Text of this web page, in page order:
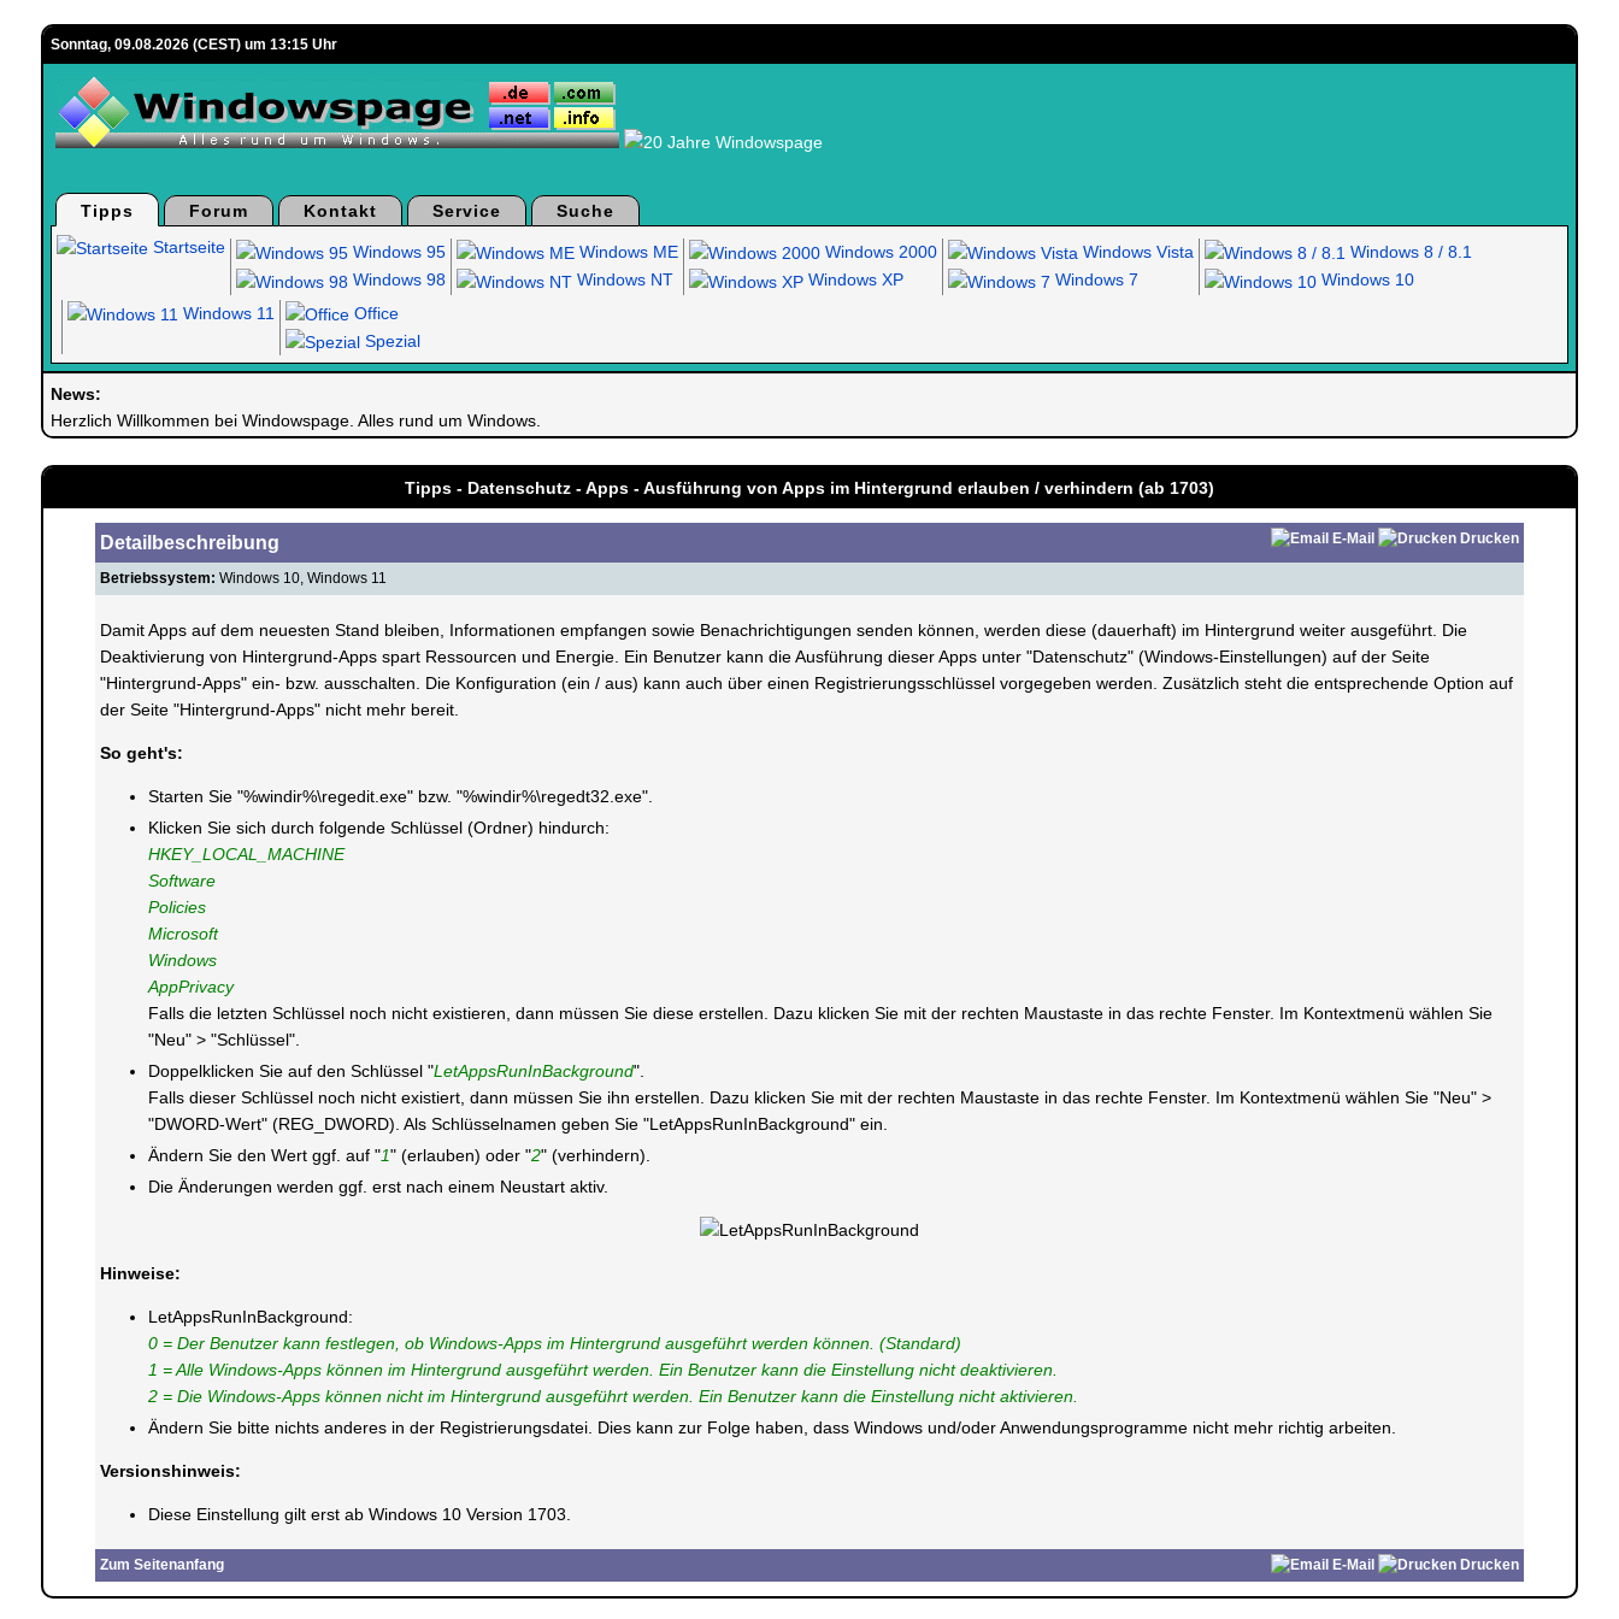
Sonntag, 09.08.2026 (CEST) um 13:15 Uhr
Tipps Forum Kontakt Service
Suche
Startseite
Windows 95
Windows 98
Windows ME
Windows NT
Windows 2000
Windows XP
Windows Vista
Windows 7
Windows 8 / 8.1
Windows 10
Windows 11
Office
Spezial
News:
Herzlich Willkommen bei Windowspage. Alles rund um Windows.
Tipps - Datenschutz - Apps - Ausführung von Apps im Hintergrund erlauben / verhindern (ab 1703)
Detailbeschreibung E-Mail Drucken
Betriebssystem: Windows 10, Windows 11
Damit Apps auf dem neuesten Stand bleiben, Informationen empfangen sowie Benachrichtigungen senden können, werden diese (dauerhaft) im Hintergrund weiter ausgeführt. Die
Deaktivierung von Hintergrund-Apps spart Ressourcen und Energie. Ein Benutzer kann die Ausführung dieser Apps unter "Datenschutz" (Windows-Einstellungen) auf der Seite
"Hintergrund-Apps" ein- bzw. ausschalten. Die Konfiguration (ein / aus) kann auch über einen Registrierungsschlüssel vorgegeben werden. Zusätzlich steht die entsprechende Option auf
der Seite "Hintergrund-Apps" nicht mehr bereit.
So geht's:
Starten Sie "%windir%\regedit.exe" bzw. "%windir%\regedt32.exe".
Klicken Sie sich durch folgende Schlüssel (Ordner) hindurch:
HKEY_LOCAL_MACHINE
Software
Policies
Microsoft
Windows
AppPrivacy
Falls die letzten Schlüssel noch nicht existieren, dann müssen Sie diese erstellen. Dazu klicken Sie mit der rechten Maustaste in das rechte Fenster. Im Kontextmenü wählen Sie
"Neu" > "Schlüssel".
Doppelklicken Sie auf den Schlüssel "LetAppsRunInBackground".
Falls dieser Schlüssel noch nicht existiert, dann müssen Sie ihn erstellen. Dazu klicken Sie mit der rechten Maustaste in das rechte Fenster. Im Kontextmenü wählen Sie "Neu" >
"DWORD-Wert" (REG_DWORD). Als Schlüsselnamen geben Sie "LetAppsRunInBackground" ein.
Ändern Sie den Wert ggf. auf "1" (erlauben) oder "2" (verhindern).
Die Änderungen werden ggf. erst nach einem Neustart aktiv.
Hinweise:
LetAppsRunInBackground:
0 = Der Benutzer kann festlegen, ob Windows-Apps im Hintergrund ausgeführt werden können. (Standard)
1 = Alle Windows-Apps können im Hintergrund ausgeführt werden. Ein Benutzer kann die Einstellung nicht deaktivieren.
2 = Die Windows-Apps können nicht im Hintergrund ausgeführt werden. Ein Benutzer kann die Einstellung nicht aktivieren.
Ändern Sie bitte nichts anderes in der Registrierungsdatei. Dies kann zur Folge haben, dass Windows und/oder Anwendungsprogramme nicht mehr richtig arbeiten.
Versionshinweis:
Diese Einstellung gilt erst ab Windows 10 Version 1703.
Zum Seitenanfang E-Mail Drucken